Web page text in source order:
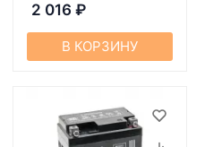
2 016 ₽
В КОРЗИНУ